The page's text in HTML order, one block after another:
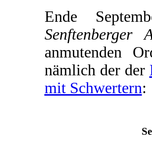
Ende
Senftenberger
anmutenden
nämlich der der
mit Schwertern: